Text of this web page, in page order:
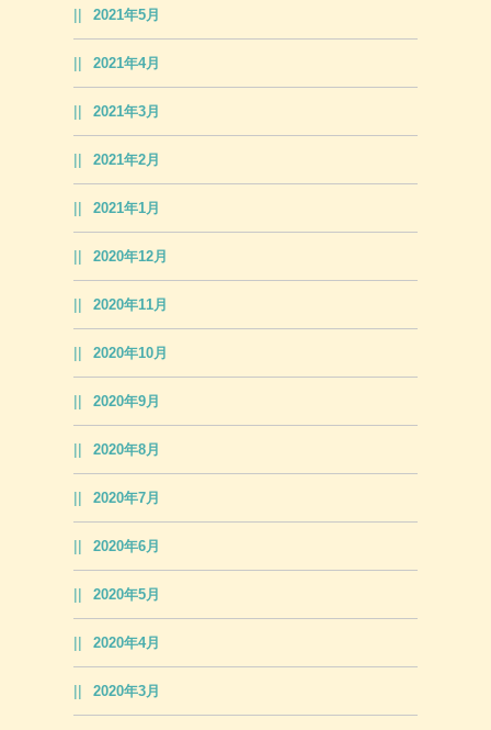
2021年5月
2021年4月
2021年3月
2021年2月
2021年1月
2020年12月
2020年11月
2020年10月
2020年9月
2020年8月
2020年7月
2020年6月
2020年5月
2020年4月
2020年3月